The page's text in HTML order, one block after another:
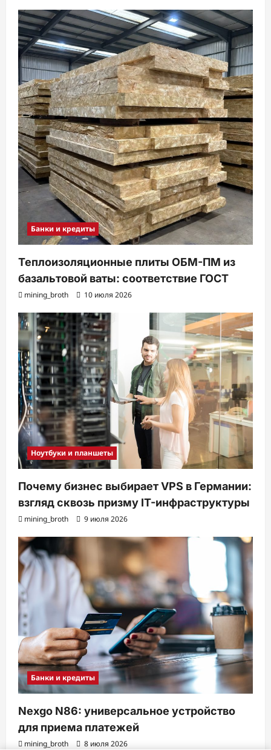
Банки и кредиты
Теплоизоляционные плиты ОБМ-ПМ из
базальтовой ваты: соответствие ГОСТ
mining_broth 10 июля 2026
Ноутбуки и планшеты
Почему бизнес выбирает VPS в Германии:
взгляд сквозь призму IT-инфраструктуры
mining_broth 9 июля 2026
Банки и кредиты
Nexgo N86: универсальное устройство
для приема платежей
mining_broth 8 июля 2026